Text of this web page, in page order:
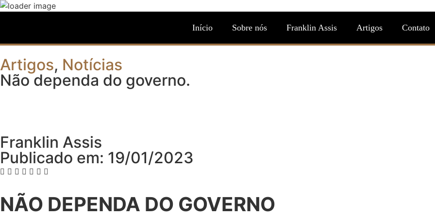
Início Sobre nós Franklin Assis Artigos Contato
Artigos, Notícias
Não dependa do governo.
Franklin Assis
Publicado em: 19/01/2023
NÃO DEPENDA DO GOVERNO